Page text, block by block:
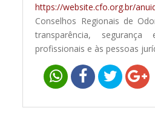
https://website.cfo.org.br/
Conselhos Regionais de
transparência,
profissionais e às pessoas